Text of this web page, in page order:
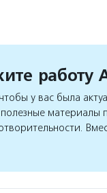
работу
у вас была
материалы